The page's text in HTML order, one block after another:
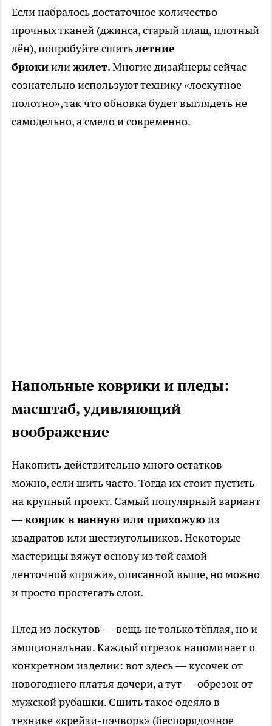
Если набралось достаточное количество
прочных тканей (джинса, старый плащ, плотный
лён), попробуйте сшитьлетние
брюкиилижилет. Многие дизайнеры сейчас
сознательно используют технику «лоскутное
полотно», так что обновка будет выглядеть не
самодельно, а смело и современно.
Напольные коврики и пледы:
масштаб, удивляющий
воображение
Накопить действительно много остатков
можно, если шить часто. Тогда их стоит пустить
на крупный проект. Самый популярный вариант
—коврик в ванную или прихожую из
квадратов или шестиугольников. Некоторые
мастерицы вяжут основу из той самой
ленточной «пряжи», описанной выше, но можно
и просто простегать слои.
Плед из лоскутов — вещь не только тёплая, но и
эмоциональная. Каждый отрезок напоминает о
конкретном изделии: вот здесь — кусочек от
новогоднего платья дочери, а тут — обрезок от
мужской рубашки. Сшить такое одеяло в
технике «крейзи-пэчворк» (беспорядочное